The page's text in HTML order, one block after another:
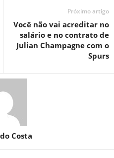
Próximo artigo
Você não vai acreditar no
salário e no contrato de
Julian Champagne com o
Spurs
Costa